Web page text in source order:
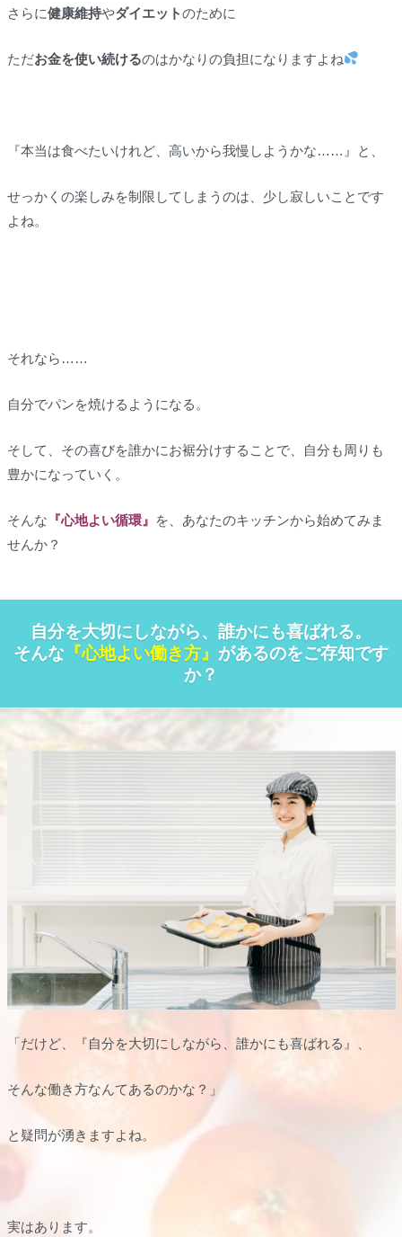
さらに健康維持やダイエットのために
ただお金を使い続けるのはかなりの負担になりますよね
『本当は食べたいけれど、高いから我慢しようかな……』と、
せっかくの楽しみを制限してしまうのは、少し寂しいことです
よね。
それなら……
自分でパンを焼けるようになる。
そして、 その喜びを誰かにお裾分けすることで、自分も周りも
豊かになっていく 。
そんな 『心地よい循環』 を、あなたのキッチンから始めてみま
せんか？
自分を大切にしながら、誰かにも喜ばれる。
そんな 『心地よい働き方』 があるのをご存知です
か？
「だけど、『自分を大切にしながら、誰かにも喜ばれる』、
そんな働き方なんてあるのかな？」
と疑問が湧きますよね。
実はあります。